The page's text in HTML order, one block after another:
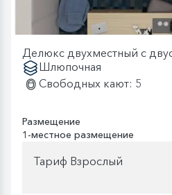
Делюкс двухместный с
Шлюпочная
Свободных кают: 5
Размещение
1-местное размещение
Тариф Взрослый